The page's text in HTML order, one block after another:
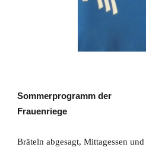
Sommerprogramm der
Frauenriege
Bräteln abgesagt, Mittagessen